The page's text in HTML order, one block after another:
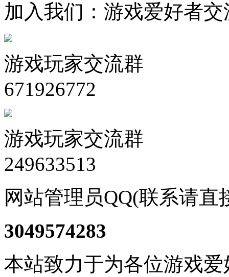
加入我们：游戏爱好者交
游戏玩家交流群
671926772
游戏玩家交流群
249633513
网站管理员QQ(联系请直
3049574283
本站致力于为各位游戏